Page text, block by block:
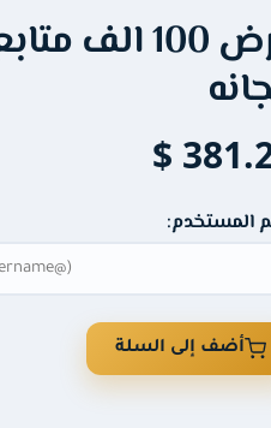
عرض 100
المستخدم:
أضف إلى السلة